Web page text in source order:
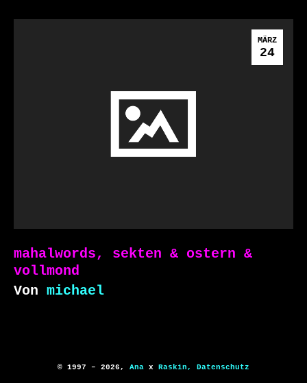
MÄRZ
24
mahalwords, sekten & ostern &
vollmond
Von michael
© 1997 – 2026, Ana x Raskin, Datenschutz